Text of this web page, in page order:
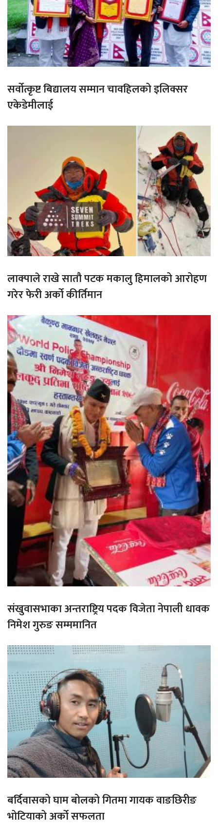
सर्वोत्कृष्ट बिद्यालय सम्मान चावहिलको इलिक्सर
एकेडेमीलाई
लाक्पाले राखे सातौ पटक मकालु हिमालको आरोहण
गरेर फेरी अर्को कीर्तिमान
संखुवासभाका अन्तराष्ट्रिय पदक विजेता नेपाली धावक
निमेश गुरुङ सम्ममानित
बर्दिवासको घाम बोलको गितमा गायक वाङछिरीङ
भोटियाको अर्को सफलता